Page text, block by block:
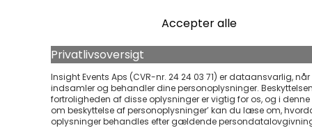
Accepter alle
Privatlivsoversigt
Insight Events Aps (CVR-nr. 24 24 03 71) er dataansvarlig, når
indsamler og behandler dine personoplysninger.
fortroligheden af disse oplysninger er vigtig for os, og i denne
om beskyttelse af personoplysninger’ kan du læse om,
oplysninger behandles efter gældende